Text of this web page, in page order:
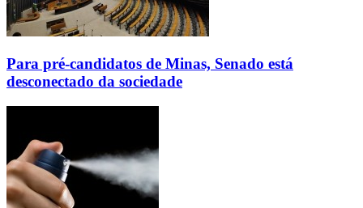
Para pré-candidatos de Minas, Senado está
desconectado da sociedade